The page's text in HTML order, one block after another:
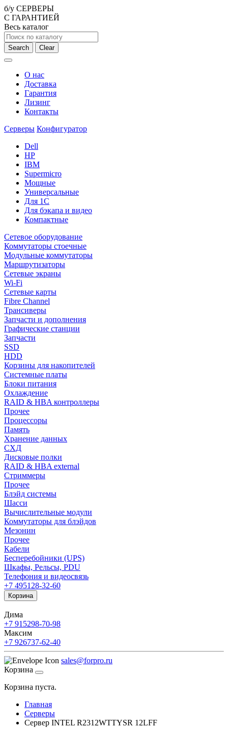
б/у СЕРВЕРЫ
С ГАРАНТИЕЙ
Весь каталог
Search Clear
О нас
Доставка
Гарантия
Лизинг
Контакты
Серверы Конфигуратор
Dell
HP
IBM
Supermicro
Мощные
Универсальные
Для 1С
Для бэкапа и видео
Компактные
Сетевое оборудование
Коммутаторы стоечные
Модульные коммутаторы
Маршрутизаторы
Сетевые экраны
Wi-Fi
Сетевые карты
Fibre Channel
Трансиверы
Запчасти и дополнения
Графические станции
Запчасти
SSD
HDD
Корзины для накопителей
Системные платы
Блоки питания
Охлаждение
RAID & HBA контроллеры
Прочее
Процессоры
Память
Хранение данных
СХД
Дисковые полки
RAID & HBA external
Стриммеры
Прочее
Блэйд системы
Шасси
Вычислительные модули
Коммутаторы для блэйдов
Мезонин
Прочее
Кабели
Бесперебойники (UPS)
Шкафы, Рельсы, PDU
Телефония и видеосвязь
+7 495128-32-60
Корзина
Дима
+7 915298-70-98
Максим
+7 926737-62-40
sales@forpro.ru
Корзина
Корзина пуста.
Главная
Серверы
Сервер INTEL R2312WTTYSR 12LFF